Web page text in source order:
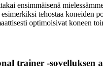
ensimmäisenä
tehostaa
optimoisivat
trainer -sovelluksen